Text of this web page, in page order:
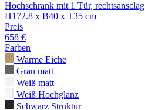
Hochschrank mit 1 Tür, rechtsansclag
H172.8 x B40 x T35 cm
Preis
658 €
Farben
Warme Eiche
Grau matt
Weiß matt
Weiß Hochglanz
Schwarz Struktur